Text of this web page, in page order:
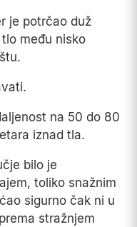
je potrčao duž
među nisko
na 50 do 80
iznad tla.
bilo je
toliko snažnim
sigurno čak ni u
stražnjem